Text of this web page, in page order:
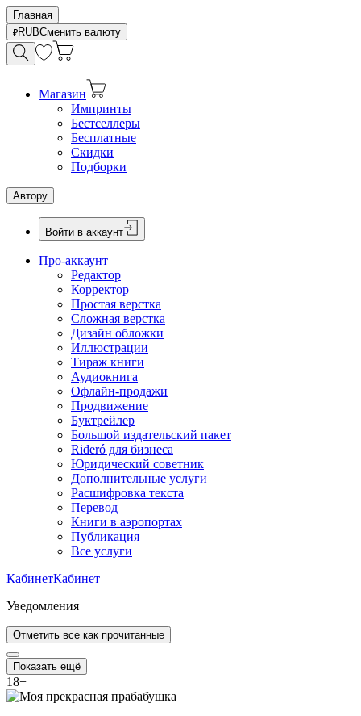
Главная
RUBСменить валюту
Магазин
Импринты
Бестселлеры
Бесплатные
Скидки
Подборки
Автору
Войти в аккаунт
Про-аккаунт
Редактор
Корректор
Простая верстка
Сложная верстка
Дизайн обложки
Иллюстрации
Тираж книги
Аудиокнига
Офлайн-продажи
Продвижение
Буктрейлер
Большой издательский пакет
Rideró для бизнеса
Юридический советник
Дополнительные услуги
Расшифровка текста
Перевод
Книги в аэропортах
Публикация
Все услуги
КабинетКабинет
Уведомления
Отметить все как прочитанные
Показать ещё
18+